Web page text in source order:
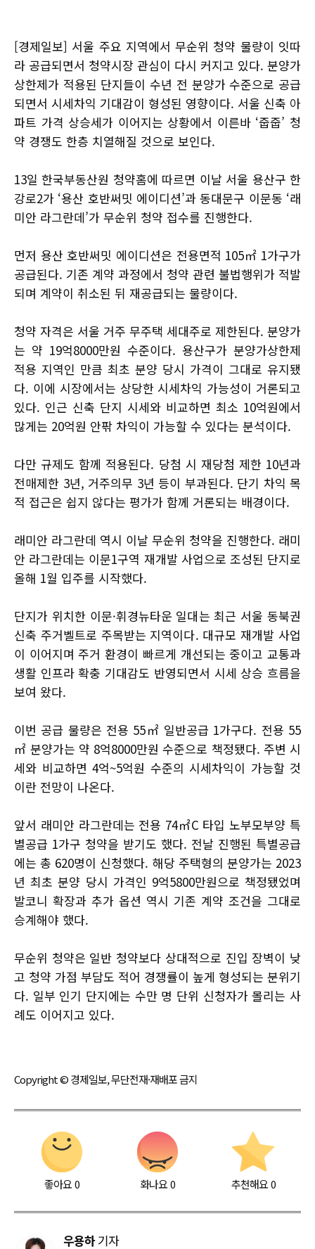
[경제일보] 서울 주요 지역에서 무순위 청약 물량이 잇따
라 공급되면서 청약시장 관심이 다시 커지고 있다. 분양가
상한제가 적용된 단지들이 수년 전 분양가 수준으로 공급
되면서 시세차익 기대감이 형성된 영향이다. 서울 신축 아
파트 가격 상승세가 이어지는 상황에서 이른바 ‘줍줍’ 청
약 경쟁도 한층 치열해질 것으로 보인다.
13일 한국부동산원 청약홈에 따르면 이날 서울 용산구 한
강로2가 ‘용산 호반써밋 에이디션’과 동대문구 이문동 ‘래
미안 라그란데’가 무순위 청약 접수를 진행한다.
먼저 용산 호반써밋 에이디션은 전용면적 105㎡ 1가구가
공급된다. 기존 계약 과정에서 청약 관련 불법행위가 적발
되며 계약이 취소된 뒤 재공급되는 물량이다.
청약 자격은 서울 거주 무주택 세대주로 제한된다. 분양가
는 약 19억8000만원 수준이다. 용산구가 분양가상한제
적용 지역인 만큼 최초 분양 당시 가격이 그대로 유지됐
다. 이에 시장에서는 상당한 시세차익 가능성이 거론되고
있다. 인근 신축 단지 시세와 비교하면 최소 10억원에서
많게는 20억원 안팎 차익이 가능할 수 있다는 분석이다.
다만 규제도 함께 적용된다. 당첨 시 재당첨 제한 10년과
전매제한 3년, 거주의무 3년 등이 부과된다. 단기 차익 목
적 접근은 쉽지 않다는 평가가 함께 거론되는 배경이다.
래미안 라그란데 역시 이날 무순위 청약을 진행한다. 래미
안 라그란데는 이문1구역 재개발 사업으로 조성된 단지로
올해 1월 입주를 시작했다.
단지가 위치한 이문·휘경뉴타운 일대는 최근 서울 동북권
신축 주거벨트로 주목받는 지역이다. 대규모 재개발 사업
이 이어지며 주거 환경이 빠르게 개선되는 중이고 교통과
생활 인프라 확충 기대감도 반영되면서 시세 상승 흐름을
보여 왔다.
이번 공급 물량은 전용 55㎡ 일반공급 1가구다. 전용 55
㎡ 분양가는 약 8억8000만원 수준으로 책정됐다. 주변 시
세와 비교하면 4억~5억원 수준의 시세차익이 가능할 것
이란 전망이 나온다.
앞서 래미안 라그란데는 전용 74㎡C 타입 노부모부양 특
별공급 1가구 청약을 받기도 했다. 전날 진행된 특별공급
에는 총 620명이 신청했다. 해당 주택형의 분양가는 2023
년 최초 분양 당시 가격인 9억5800만원으로 책정됐었며
발코니 확장과 추가 옵션 역시 기존 계약 조건을 그대로
승계해야 했다.
무순위 청약은 일반 청약보다 상대적으로 진입 장벽이 낮
고 청약 가점 부담도 적어 경쟁률이 높게 형성되는 분위기
다. 일부 인기 단지에는 수만 명 단위 신청자가 몰리는 사
례도 이어지고 있다.
Copyright © 경제일보, 무단전재·재배포 금지
좋아요0 화나요0 추천해요 0
우용하기자